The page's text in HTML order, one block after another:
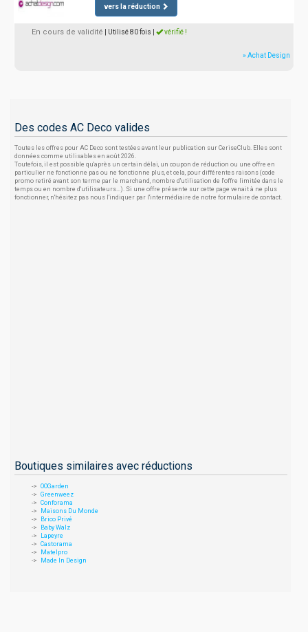
vers la réduction
En cours de validité | Utilisé 80 fois vérifié !
» Achat Design
Des codes AC Deco valides
Toutes les offres pour AC Deco sont testées avant leur publication sur CeriseClub. Elles sont
données comme utilisables en août 2026.
Toutefois, il est possible qu'après un certain délai, un coupon de réduction ou une offre en
particulier ne fonctionne pas ou ne fonctionne plus, et cela, pour différentes raisons (code
promo retiré avant son terme par le marchand, nombre d'utilisation de l'offre limitée dans le
temps ou en nombre d'utilisateurs...). Si une offre présente sur cette page venait à ne plus
fonctionner, n'hésitez pas nous l'indiquer par l'intermédiaire de notre formulaire de contact.
Boutiques similaires avec réductions
OOGarden
Greenweez
Conforama
Maisons Du Monde
Brico Privé
Baby Walz
Lapeyre
Castorama
Matelpro
Made In Design